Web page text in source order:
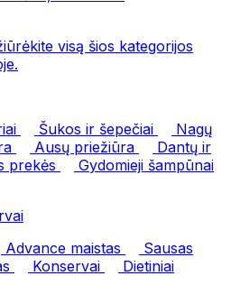
visą šios kategorijos
Šukos ir šepečiai
Nagų
Ausų priežiūra
Dantų ir
prekės
Gydomieji šampūnai
Advance maistas
Sausas
Konservai
Dietiniai